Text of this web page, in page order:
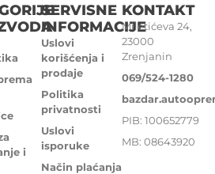
i
SERVISNE
INFORMACIJE
Uslovi
korišćenja i
prodaje
Politika
privatnosti
Uslovi
isporuke
Način plaćanja
KONTAKT
Miletićeva 24,
23000
Zrenjanin
069/524-1280
PIB: 100652779
MB: 08643920